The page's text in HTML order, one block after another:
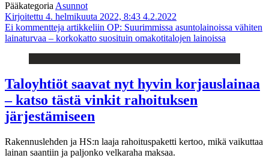
Pääkategoria Asunnot
Kirjoitettu 4. helmikuuta 2022, 8:43 4.2.2022
Ei kommentteja artikkeliin OP: Suurimmissa asuntolainoissa vähiten
lainaturvaa – korkokatto suosituin omakotitalojen lainoissa
Taloyhtiöt saavat nyt hyvin korjauslainaa
– katso tästä vinkit rahoituksen
järjestämiseen
Rakennuslehden ja HS:n laaja rahoituspaketti kertoo, mikä vaikuttaa
lainan saantiin ja paljonko velkaraha maksaa.